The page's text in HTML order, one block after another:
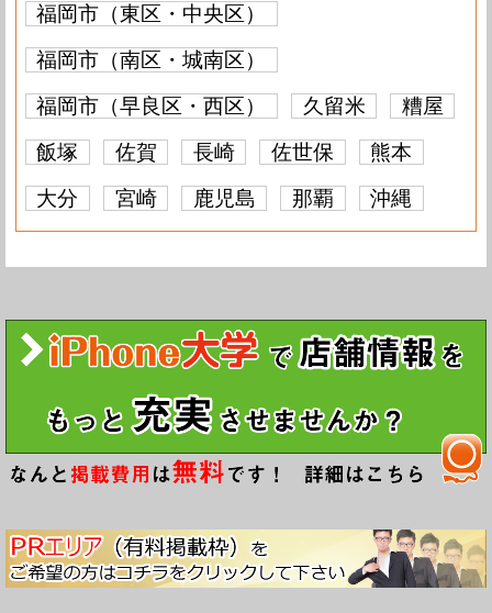
福岡市（東区・中央区）
福岡市（南区・城南区）
福岡市（早良区・西区）
久留米
糟屋
飯塚
佐賀 長崎 佐世保
熊本
大分
宮崎 鹿児島 那覇 沖縄